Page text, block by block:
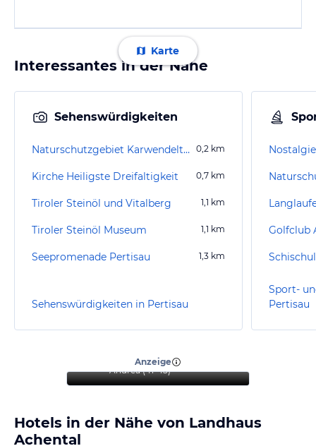
Karte
Interessantes in der Nähe
Sehenswürdigkeiten
Naturschutzgebiet Karwendeltäler 0,2 km
Kirche Heiligste Dreifaltigkeit 0,7 km
Tiroler Steinöl und Vitalberg 1,1 km
Tiroler Steinöl Museum 1,1 km
Seepromenade Pertisau 1,3 km
Sehenswürdigkeiten in Pertisau
Golfclub
Sport-
Pertisau
Anzeige
Andrea (41-45)
Hotels in der Nähe von Landhaus
Achental